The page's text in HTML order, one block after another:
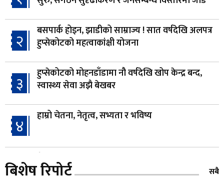
२
बसपार्क होइन, झाडीको साम्राज्य ! सात वर्षदेखि अलपत्र
हुप्सेकोटको महत्वाकांक्षी योजना
३
हुप्सेकोटको मोहनडाँडामा नौ वर्षदेखि खोप केन्द्र बन्द,
स्वास्थ्य सेवा अझै बेखबर
४ हाम्रो चेतना, नेतृत्व, सभ्यता र भविष्य
५
गैँडाको आतंकः बगुवनमा किसानको धानबाली नष्ट,
क्षतिपूर्तिको माग
बिशेष रिपोर्ट सबै